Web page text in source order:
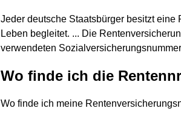
Jeder deutsche Staatsbürger besitzt
Leben begleitet. ... Die
verwendeten
Wo finde ich die
Wo finde ich meine